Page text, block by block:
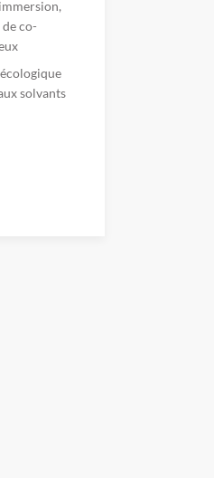
co-
solvants